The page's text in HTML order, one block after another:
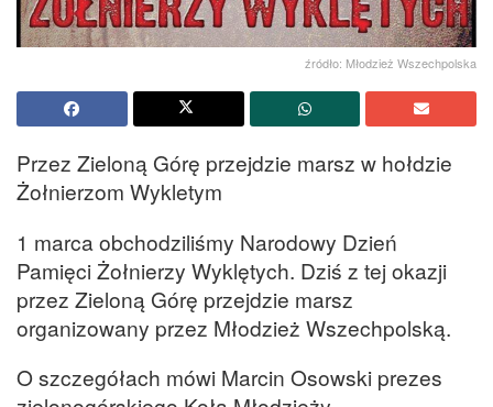
źródło: Młodzież Wszechpolska
Przez Zieloną Górę przejdzie marsz w hołdzie
Żołnierzom Wykletym
1 marca obchodziliśmy Narodowy Dzień
Pamięci Żołnierzy Wyklętych. Dziś z tej okazji
przez Zieloną Górę przejdzie marsz
organizowany przez Młodzież Wszechpolską.
O szczegółach mówi Marcin Osowski prezes